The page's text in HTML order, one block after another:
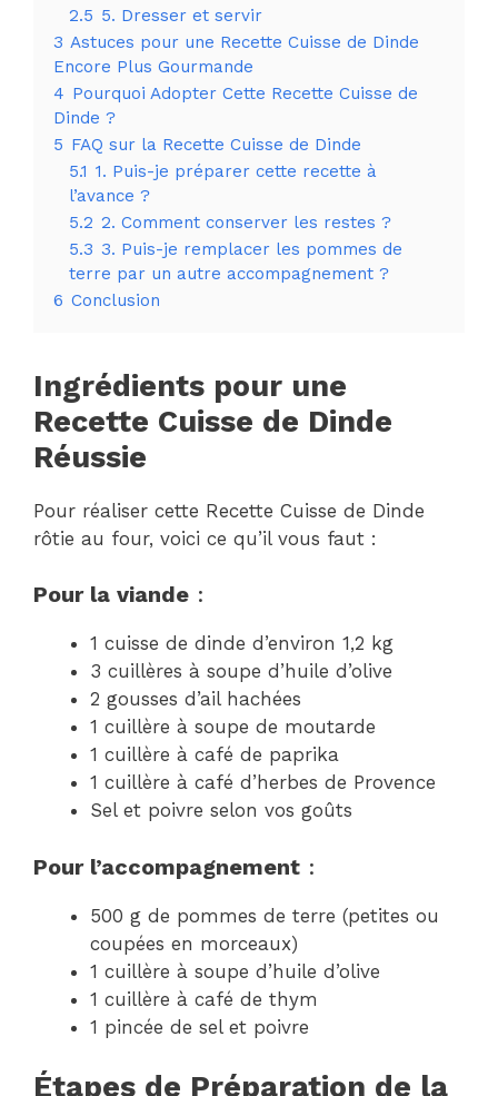
2.5 5. Dresser et servir
3 Astuces pour une Recette Cuisse de Dinde
Encore Plus Gourmande
4 Pourquoi Adopter Cette Recette Cuisse de
Dinde ?
5 FAQ sur la Recette Cuisse de Dinde
5.1 1. Puis-je préparer cette recette à
l’avance ?
5.2 2. Comment conserver les restes ?
5.3 3. Puis-je remplacer les pommes de
terre par un autre accompagnement ?
6 Conclusion
Ingrédients pour une
Recette Cuisse de Dinde
Réussie
Pour réaliser cette Recette Cuisse de Dinde
rôtie au four, voici ce qu’il vous faut :
Pour la viande :
1 cuisse de dinde d’environ 1,2 kg
3 cuillères à soupe d’huile d’olive
2 gousses d’ail hachées
1 cuillère à soupe de moutarde
1 cuillère à café de paprika
1 cuillère à café d’herbes de Provence
Sel et poivre selon vos goûts
Pour l’accompagnement :
500 g de pommes de terre (petites ou
coupées en morceaux)
1 cuillère à soupe d’huile d’olive
1 cuillère à café de thym
1 pincée de sel et poivre
Étapes de Préparation de la